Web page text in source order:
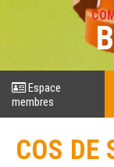
Espace
membres
COS DE